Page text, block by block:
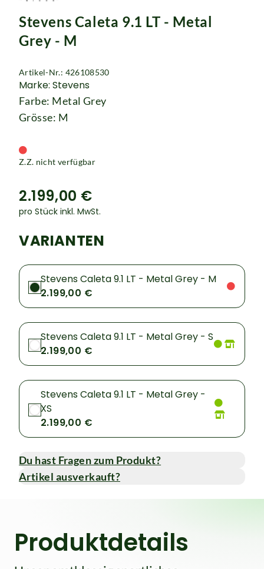
Rucksäcke
Schlösser
Stevens Caleta 9.1 LT - Metal
Grey - M
Artikel-Nr.: 426108530
Marke: Stevens
Farbe: Metal Grey
Grösse: M
Z.Z. nicht verfügbar
2.199,00 €
pro Stück inkl. MwSt.
VARIANTEN
Stevens Caleta 9.1 LT - Metal Grey - M
2.199,00 €
Stevens Caleta 9.1 LT - Metal Grey - S
2.199,00 €
Stevens Caleta 9.1 LT - Metal Grey -
XS
2.199,00 €
Du hast Fragen zum Produkt?
Artikel ausverkauft?
Produktdetails